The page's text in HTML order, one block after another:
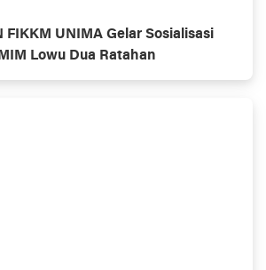
FIKKM UNIMA Gelar Sosialisasi
Lowu Dua Ratahan